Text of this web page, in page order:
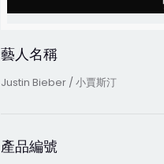
藝人名稱
Justin Bieber / 小賈斯汀
產品編號